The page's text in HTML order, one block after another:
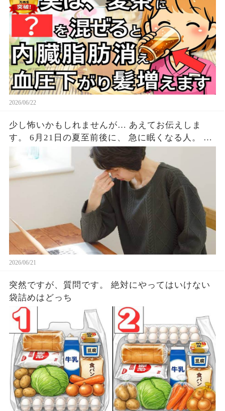
2026/06/22
少し怖いかもしれませんが… あえてお伝えしま
す。 6月21日の夏至前後に、 急に眠くなる人。 な
ぜか体が重い人。 気持ちが不安定になる人。 実は
少なくないはずです。 最近ずっとだるい。寝ても
寝ても眠い。 理由はないのに気分が沈む。 これに
はちゃんとした理由があって、
2026/06/21
突然ですが、質問です。 絶対にやってはいけない
袋詰めはどっち